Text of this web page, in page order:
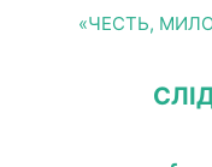
«ЧЕСТЬ,